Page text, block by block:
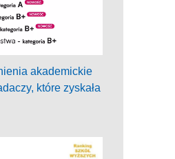
akademickie
które zyskała